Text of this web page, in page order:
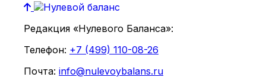
Редакция «Нулевого Баланса»:
Телефон: +7 (499) 110-08-26
Почта: info@nulevoybalans.ru